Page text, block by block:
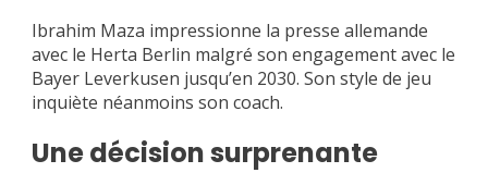
Ibrahim Maza impressionne la presse allemande
avec le Herta Berlin malgré son engagement avec le
Bayer Leverkusen jusqu’en 2030. Son style de jeu
inquiète néanmoins son coach.
Une décision surprenante